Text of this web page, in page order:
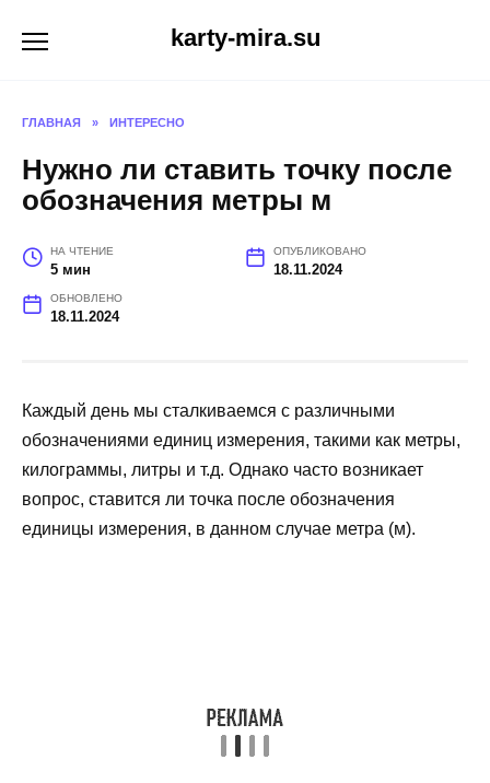
karty-mira.su
ГЛАВНАЯ » ИНТЕРЕСНО
Нужно ли ставить точку после
обозначения метры м
НА ЧТЕНИЕ
5 мин
ОПУБЛИКОВАНО
18.11.2024
ОБНОВЛЕНО
18.11.2024
Каждый день мы сталкиваемся с различными
обозначениями единиц измерения, такими как метры,
килограммы, литры и т.д. Однако часто возникает
вопрос, ставится ли точка после обозначения
единицы измерения, в данном случае метра (м).